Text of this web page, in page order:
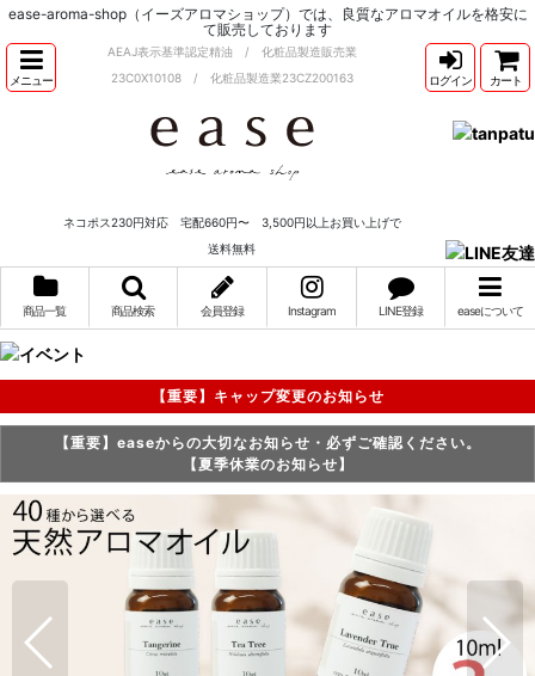
ease-aroma-shop（イーズアロマショップ）では、良質なアロマオイルを格安に
て販売しております
メニュー
AEAJ表示基準認定精油 / 化粧品製造販売業
23C0X10108 / 化粧品製造業23CZ200163
ネコポス230円対応 宅配660円〜 3,500円以上お買い上げで
送料無料
ログイン カート
商品一覧 商品検索 会員登録 Instagram LINE登録 easeについて
【重要】キャップ変更のお知らせ
【重要】easeからの大切なお知らせ・必ずご確認ください。
【夏季休業のお知らせ】